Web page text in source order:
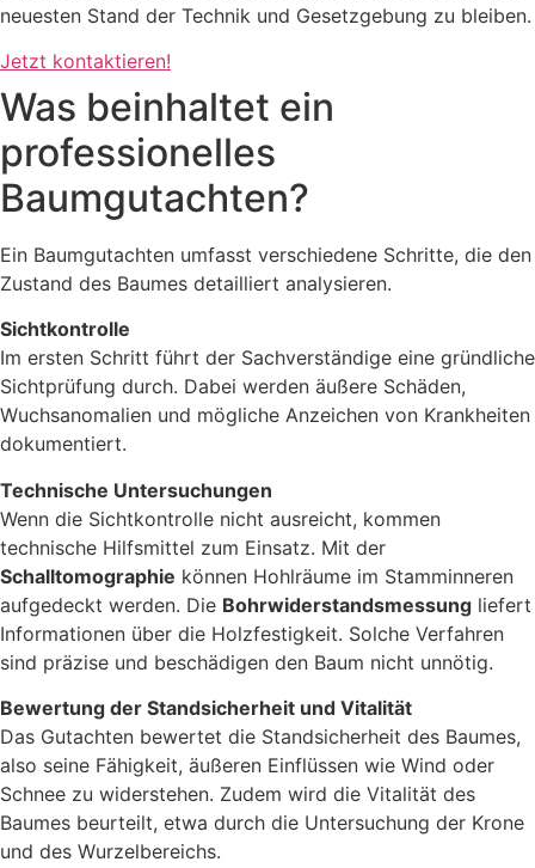
neuesten Stand der Technik und Gesetzgebung zu bleiben.
Jetzt kontaktieren!
Was beinhaltet ein
professionelles
Baumgutachten?
Ein Baumgutachten umfasst verschiedene Schritte, die den
Zustand des Baumes detailliert analysieren.
Sichtkontrolle
Im ersten Schritt führt der Sachverständige eine gründliche
Sichtprüfung durch. Dabei werden äußere Schäden,
Wuchsanomalien und mögliche Anzeichen von Krankheiten
dokumentiert.
Technische Untersuchungen
Wenn die Sichtkontrolle nicht ausreicht, kommen
technische Hilfsmittel zum Einsatz. Mit der
Schalltomographie können Hohlräume im Stamminneren
aufgedeckt werden. Die Bohrwiderstandsmessung liefert
Informationen über die Holzfestigkeit. Solche Verfahren
sind präzise und beschädigen den Baum nicht unnötig.
Bewertung der Standsicherheit und Vitalität
Das Gutachten bewertet die Standsicherheit des Baumes,
also seine Fähigkeit, äußeren Einflüssen wie Wind oder
Schnee zu widerstehen. Zudem wird die Vitalität des
Baumes beurteilt, etwa durch die Untersuchung der Krone
und des Wurzelbereichs.